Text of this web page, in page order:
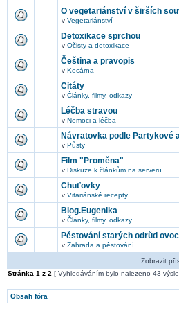
O vegetariánství v širších
v Vegetariánství
Detoxikace sprchou
v Očisty a detoxikace
Čeština a pravopis
v Kecárna
Citáty
v Články, filmy, odkazy
Léčba stravou
v Nemoci a léčba
Návratovka podle Partykové
v Půsty
Film "Proměna"
v Diskuze k článkům na serveru
Chuťovky
v Vitariánské recepty
Blog.Eugenika
v Články, filmy, odkazy
Pěstování starých odrůd
v Zahrada a pěstování
Zobrazit
Stránka 1 z 2 [ Vyhledáváním bylo nalezeno 43
Obsah fóra